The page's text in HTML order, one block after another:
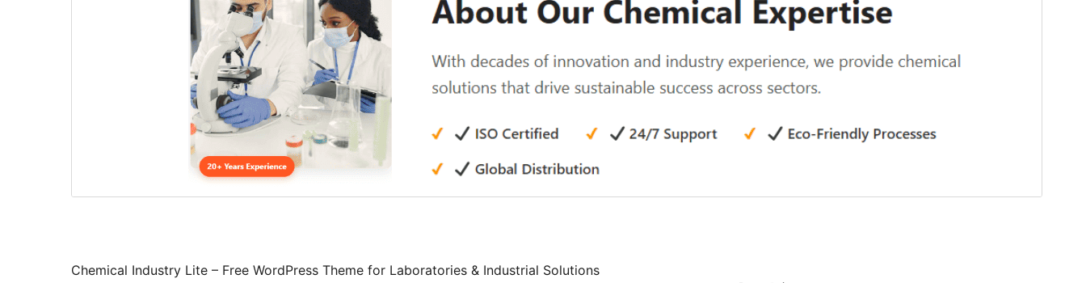
Chemical Industry Lite – Free WordPress Theme for Laboratories & Industrial Solutions